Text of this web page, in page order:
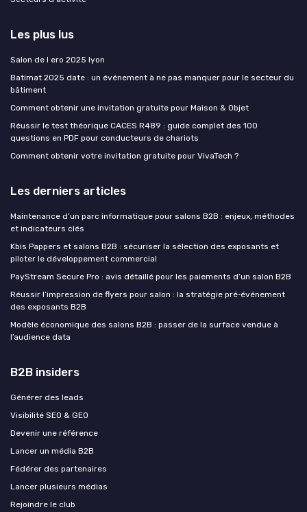
Les plus lus
Salon de l ero 2025 lyon
Batimat 2025 date : un événement à ne pas manquer pour le secteur du
bâtiment
Comment obtenir une invitation gratuite pour Maison & Objet
Réussir le test théorique CACES R489 : guide complet des 100
questions en PDF pour conducteurs de chariots
Comment obtenir votre invitation gratuite pour VivaTech ?
Les derniers articles
Maintenance d’un parc informatique pour salons B2B : enjeux, méthodes
et indicateurs clés
Kbis Pappers et salons B2B : sécuriser la sélection des exposants et
piloter le développement commercial
PayStream Secure Pro : avis détaillé pour les paiements d’un salon B2B
Réussir l’impression de flyers pour salon : la stratégie pré‑événement
des exposants B2B
Modèle économique des salons B2B : passer de la surface vendue à
l’audience data
B2B insiders
Générer des leads
Visibilité SEO & GEO
Devenir une référence
Lancer un média B2B
Fédérer des partenaires
Lancer plusieurs médias
Rejoindre le club